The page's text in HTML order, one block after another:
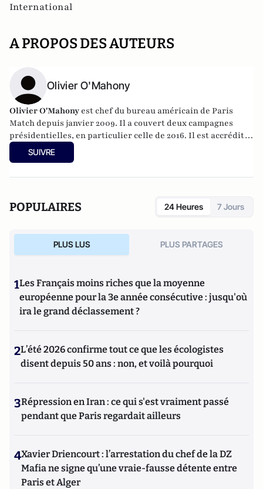
International
A PROPOS DES AUTEURS
Olivier O'Mahony
Olivier O'Mahony est chef du bureau américain de Paris
Match depuis janvier 2009. Il a couvert deux campagnes
présidentielles, en particulier celle de 2016. Il est accrédité
permanent à la Maison Blanche.
SUIVRE
POPULAIRES 24 Heures 7 Jours
PLUS LUS PLUS PARTAGES
1Les Français moins riches que la moyenne
européenne pour la 3e année consécutive : jusqu'où
ira le grand déclassement ?
2L’été 2026 confirme tout ce que les écologistes
disent depuis 50 ans : non, et voilà pourquoi
3Répression en Iran : ce qui s'est vraiment passé
pendant que Paris regardait ailleurs
4Xavier Driencourt : l’arrestation du chef de la DZ
Mafia ne signe qu’une vraie-fausse détente entre
Paris et Alger